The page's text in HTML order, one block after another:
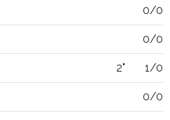
0/0
0/0
2" 1/0
0/0